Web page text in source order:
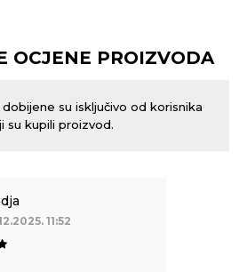
OCJENE PROIZVODA
su isključivo od korisnika
su kupili proizvod.
11:52